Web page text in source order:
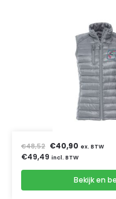
€48,52 €40,90 ex. BTW
€49,49 incl. BTW
Bekijk en